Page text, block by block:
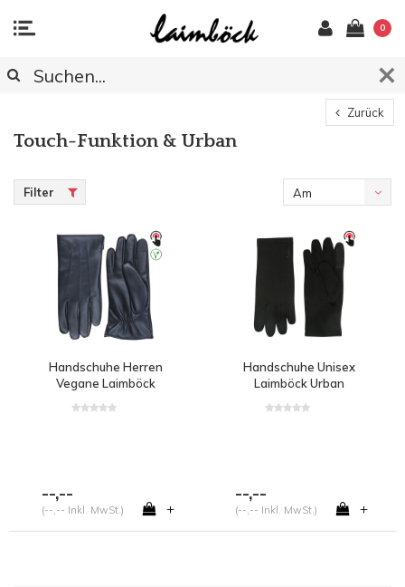
0
Zurück
Touch-Funktion & Urban
Filter
Am
angesehen
Handschuhe Herren
Vegane Laimböck
--,--
(--,-- Inkl. MwSt.) +
Handschuhe Unisex
Laimböck Urban
--,--
(--,-- Inkl. MwSt.) +